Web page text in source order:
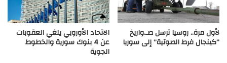
لأول مرة.. روسيا ترسل صـ.واريخ
“كينجال فرط الصوتية” إلى سوريا
الاتحاد الأوروبي يلغي العقوبات
عن 4 بنوك سورية والخطوط
الجوية